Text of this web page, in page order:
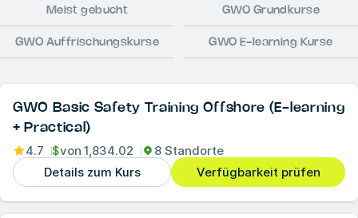
Meist gebucht GWO Grundkurse
GWO Auffrischungskurse GWO E-learning Kurse
GWO Basic Safety Training Offshore (E-learning
+ Practical)
4.7 $von 1,834.02
8 Standorte
Details zum Kurs
Verfügbarkeit prüfen